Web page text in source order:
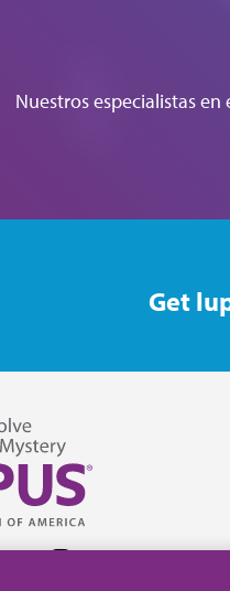
Nuestros especialistas
Get